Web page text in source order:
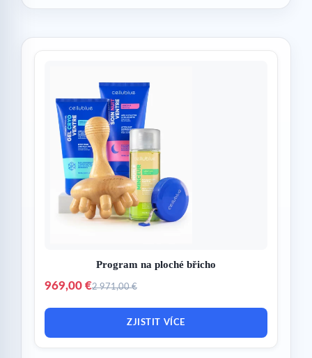
Program na ploché břicho
969,00 €2 971,00 €
ZJISTIT VÍCE